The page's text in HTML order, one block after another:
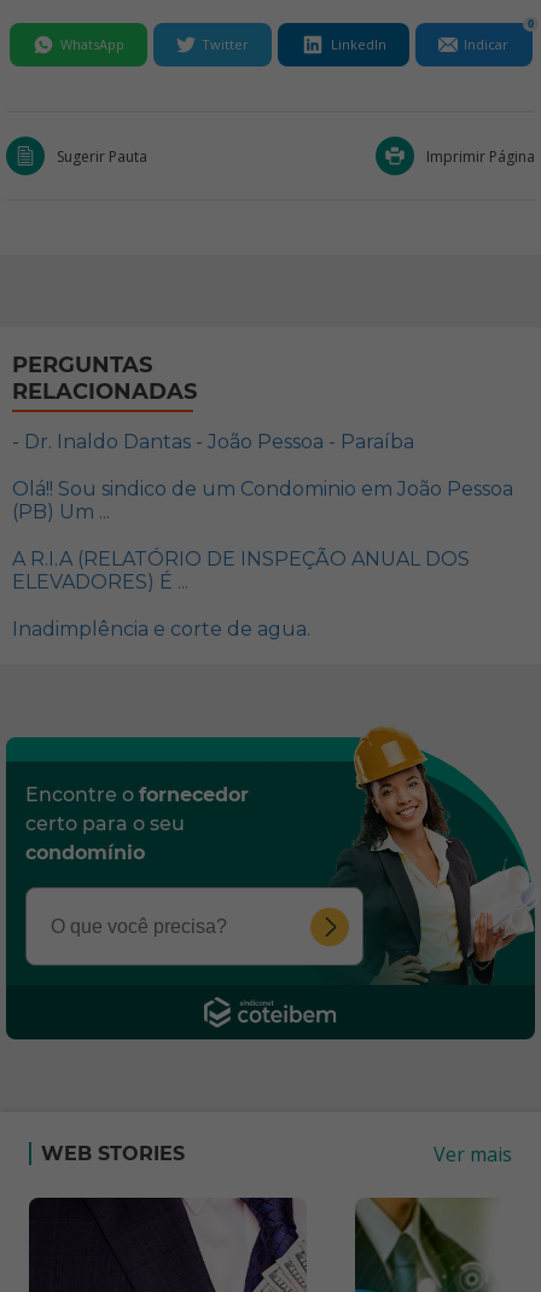
WhatsApp Twitter LinkedIn Indicar
0
Sugerir Pauta Imprimir Página
PERGUNTAS
RELACIONADAS
- Dr. Inaldo Dantas - João Pessoa - Paraíba
Olá!! Sou sindico de um Condominio em João Pessoa
(PB) Um ...
A R.I.A (RELATÓRIO DE INSPEÇÃO ANUAL DOS
ELEVADORES) É ...
Inadimplência e corte de agua.
Encontre o fornecedor
certo para o seu
condomínio
WEB STORIES Ver mais